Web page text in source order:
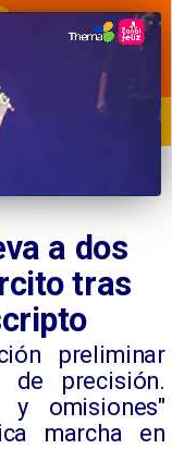
a dos
tras
preliminar
precisión.
omisiones"
marcha en